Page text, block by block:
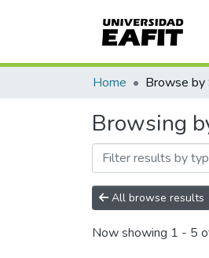
Home Browse by
Browsing
All browse results
Now showing 1 - 5